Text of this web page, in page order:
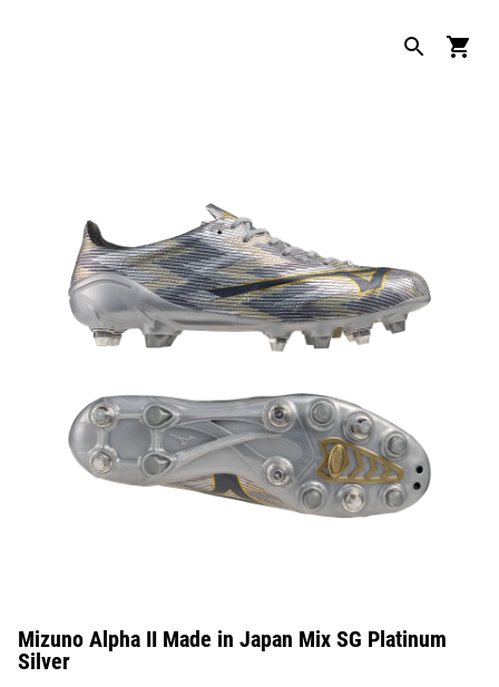
Mizuno Alpha II Made in Japan Mix SG Platinum
Silver